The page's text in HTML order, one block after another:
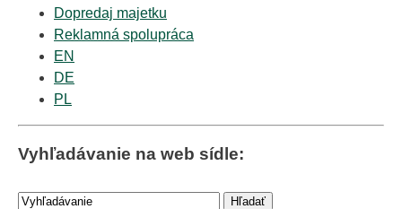
Dopredaj majetku
Reklamná spolupráca
EN
DE
PL
Vyhľadávanie na web sídle: